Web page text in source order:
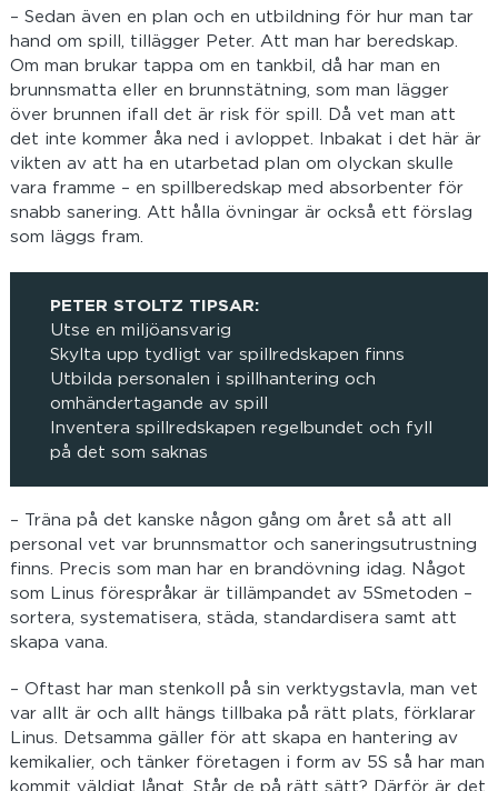
– Sedan även en plan och en utbildning för hur man tar
hand om spill, tillägger Peter. Att man har beredskap.
Om man brukar tappa om en tankbil, då har man en
brunnsmatta eller en brunnstätning, som man lägger
över brunnen ifall det är risk för spill. Då vet man att
det inte kommer åka ned i avloppet. Inbakat i det här är
vikten av att ha en utarbetad plan om olyckan skulle
vara framme – en spillberedskap med absorbenter för
snabb sanering. Att hålla övningar är också ett förslag
som läggs fram.
PETER STOLTZ TIPSAR:
Utse en miljöansvarig
Skylta upp tydligt var spillredskapen finns
Utbilda personalen i spillhantering och
omhändertagande av spill
Inventera spillredskapen regelbundet och fyll
på det som saknas
– Träna på det kanske någon gång om året så att all
personal vet var brunnsmattor och saneringsutrustning
finns. Precis som man har en brandövning idag. Något
som Linus förespråkar är tillämpandet av 5Smetoden –
sortera, systematisera, städa, standardisera samt att
skapa vana.
– Oftast har man stenkoll på sin verktygstavla, man vet
var allt är och allt hängs tillbaka på rätt plats, förklarar
Linus. Detsamma gäller för att skapa en hantering av
kemikalier, och tänker företagen i form av 5S så har man
kommit väldigt långt. Står de på rätt sätt? Därför är det